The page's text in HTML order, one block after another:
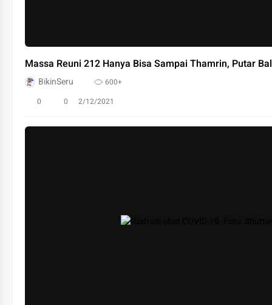
Massa Reuni 212 Hanya Bisa Sampai Thamrin, Putar
BikinSeru
600+
0
0 2/12/2021